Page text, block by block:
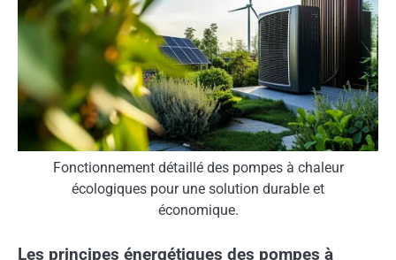
Fonctionnement détaillé des pompes à chaleur
écologiques pour une solution durable et
économique.
Les principes énergétiques des pompes à